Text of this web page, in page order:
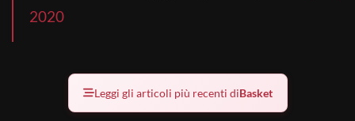
2020
Leggi gli articoli più recenti diBasket